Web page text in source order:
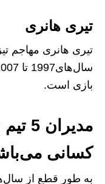
تیری هانری
تیری هانری مهاجم
بازی است.
کسانی
به طور قطع از